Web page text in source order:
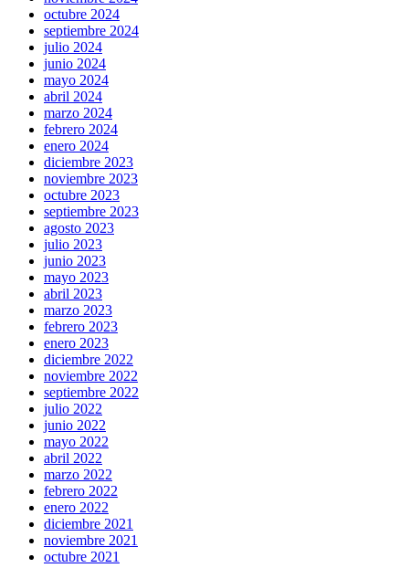
octubre 2024
septiembre 2024
julio 2024
junio 2024
mayo 2024
abril 2024
marzo 2024
febrero 2024
enero 2024
diciembre 2023
noviembre 2023
octubre 2023
septiembre 2023
agosto 2023
julio 2023
junio 2023
mayo 2023
abril 2023
marzo 2023
febrero 2023
enero 2023
diciembre 2022
noviembre 2022
septiembre 2022
julio 2022
junio 2022
mayo 2022
abril 2022
marzo 2022
febrero 2022
enero 2022
diciembre 2021
noviembre 2021
octubre 2021